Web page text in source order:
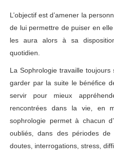
L’objectif est d’amener la
de lui permettre de puiser en
les aura alors à sa
quotidien.
La Sophrologie travaille
garder par la suite le bénéfice
servir pour mieux
rencontrées dans la vie, en
sophrologie permet à chacun
oubliés, dans des périodes
doutes, interrogations, stress,